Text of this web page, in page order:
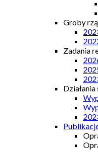
Groby
Zadania